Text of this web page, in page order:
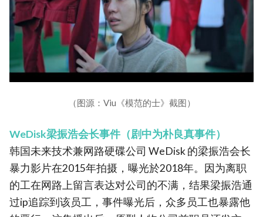
（图源：Viu《模范的士》截图）
WeDisk梁振浩会长事件（剧中为朴良真事件）
韩国未来技术兼网路硬碟公司 WeDisk 的梁振浩会长
暴力影片在2015年拍摄，曝光於2018年。因为离职
的工在网路上留言表达对公司的不满，结果梁振浩通
过ip追踪到该员工，事件曝光后，众多员工也暴露他